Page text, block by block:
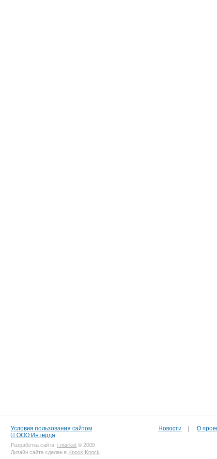
Условия пользования сайтом
© ООО Интерда
Разработка сайта: i-market © 2009
Дизайн сайта сделан в Knock Knock
Новости О